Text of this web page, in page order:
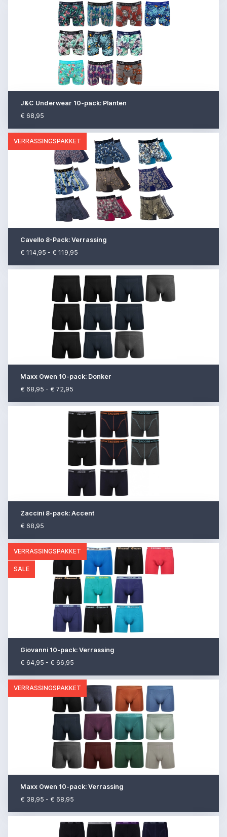
J&C Underwear 10-pack: Planten
€ 68,95
VERRASSINGSPAKKET
Cavello 8-Pack: Verrassing
€ 114,95 - € 119,95
Maxx Owen 10-pack: Donker
€ 68,95 - € 72,95
Zaccini 8-pack: Accent
€ 68,95
VERRASSINGSPAKKET
SALE
Giovanni 10-pack: Verrassing
€ 64,95 - € 66,95
VERRASSINGSPAKKET
Maxx Owen 10-pack: Verrassing
€ 38,95 - € 68,95